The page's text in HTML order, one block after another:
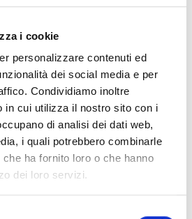
i cookie
personalizzare contenuti ed
dei social media e per
Condividiamo inoltre
in cui utilizza il nostro sito con i
di analisi dei dati web,
i quali potrebbero combinarle
ha fornito loro o che hanno
dei loro servizi.
PRONTA consegna
Gratuita